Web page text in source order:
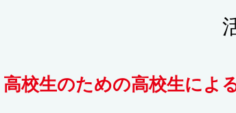
高校生のための高校生によ